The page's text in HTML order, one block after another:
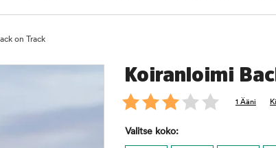
on Track
Koiranloimi
1 Ääni
Valitse koko: